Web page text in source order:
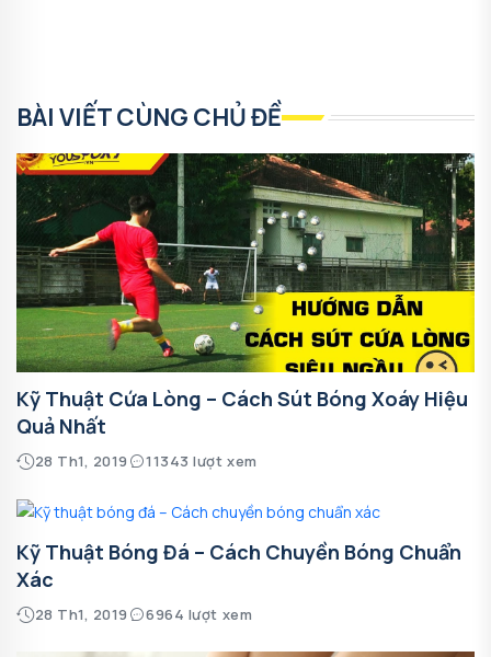
BÀI VIẾT CÙNG CHỦ ĐỀ
Kỹ Thuật Cứa Lòng – Cách Sút Bóng Xoáy Hiệu
Quả Nhất
28 Th1, 2019 11343 lượt xem
Kỹ Thuật Bóng Đá – Cách Chuyền Bóng Chuẩn
Xác
28 Th1, 2019 6964 lượt xem